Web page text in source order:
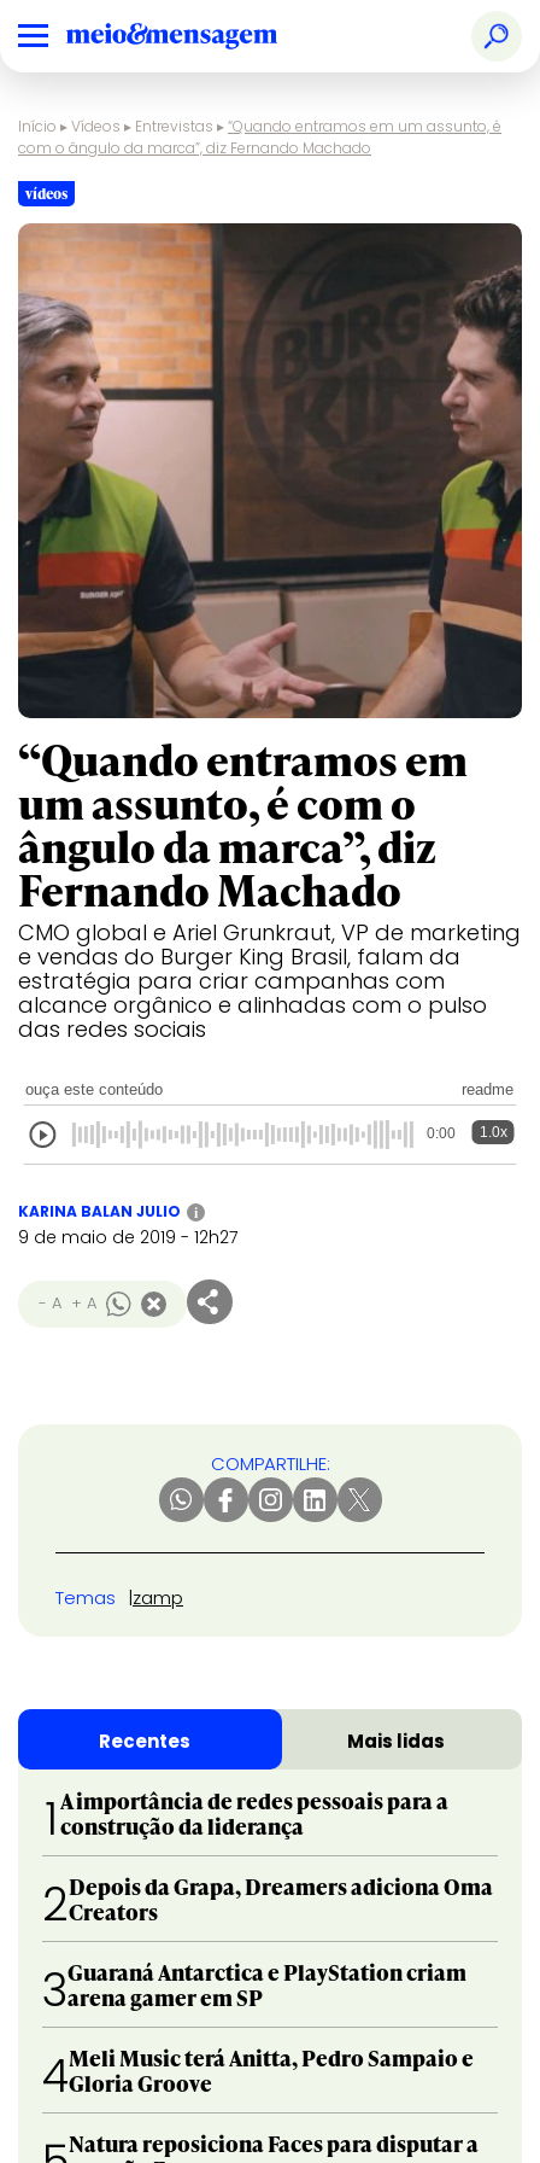
Início ▸Vídeos ▸ Entrevistas ▸“Quando entramos em um assunto, é
com o ângulo da marca”, diz Fernando Machado
vídeos
“Quando entramos em
um assunto, é com o
ângulo da marca”, diz
Fernando Machado
CMO global e Ariel Grunkraut, VP de marketing
e vendas do Burger King Brasil, falam da
estratégia para criar campanhas com
alcance orgânico e alinhadas com o pulso
das redes sociais
ouça este conteúdo readme
0:00 1.0x
KARINA BALAN JULIO i
9 de maio de 2019 - 12h27
- A + A
COMPARTILHE:
Temas zamp
Recentes Mais lidas
1 A importância de redes pessoais para a
construção da liderança
2Depois da Grapa, Dreamers adiciona Oma
Creators
3Guaraná Antarctica e PlayStation criam
arena gamer em SP
4Meli Music terá Anitta, Pedro Sampaio e
Gloria Groove
Natura reposiciona Faces para disputar a